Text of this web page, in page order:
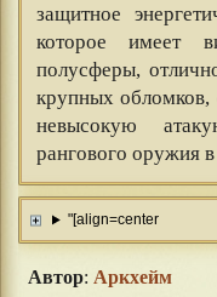
защитное
которое имеет
полусферы,
крупных
невысокую
рангового оружия
"[align=center
Автор: Аркхейм